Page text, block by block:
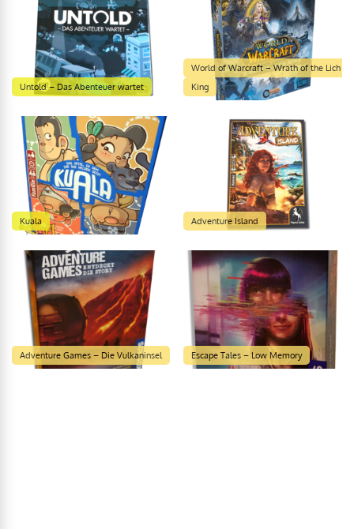
Untold – Das Abenteuer wartet
World of Warcraft – Wrath of the Lich
King
Kuala Adventure Island
Adventure Games – Die Vulkaninsel Escape Tales – Low Memory